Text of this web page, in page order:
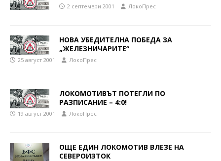
2 септември 2001 ЛокоПрес
НОВА УБЕДИТЕЛНА ПОБЕДА ЗА
„ЖЕЛЕЗНИЧАРИТЕ“
25 август 2001 ЛокоПрес
ЛОКОМОТИВЪТ ПОТЕГЛИ ПО
РАЗПИСАНИЕ – 4:0!
19 август 2001 ЛокоПрес
ОЩЕ ЕДИН ЛОКОМОТИВ ВЛЕЗЕ НА
СЕВЕРОИЗТОК